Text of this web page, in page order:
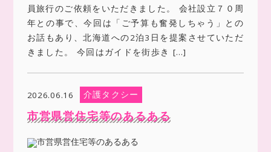
員旅行のご依頼をいただきました。 会社設立７０周
年との事で、今回は「ご予算も奮発しちゃう」との
お話もあり、北海道への2泊3日を提案させていただ
きました。 今回はガイドを街歩き […]
2026.06.16 介護タクシー
市営県営住宅等のあるある